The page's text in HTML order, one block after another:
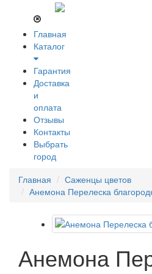
Главная
Каталог
Гарантия
Доставка
и
оплата
Отзывы
Контакты
Выбрать
город
Главная
Саженцы цветов
Анемона Перелеска
Анемона